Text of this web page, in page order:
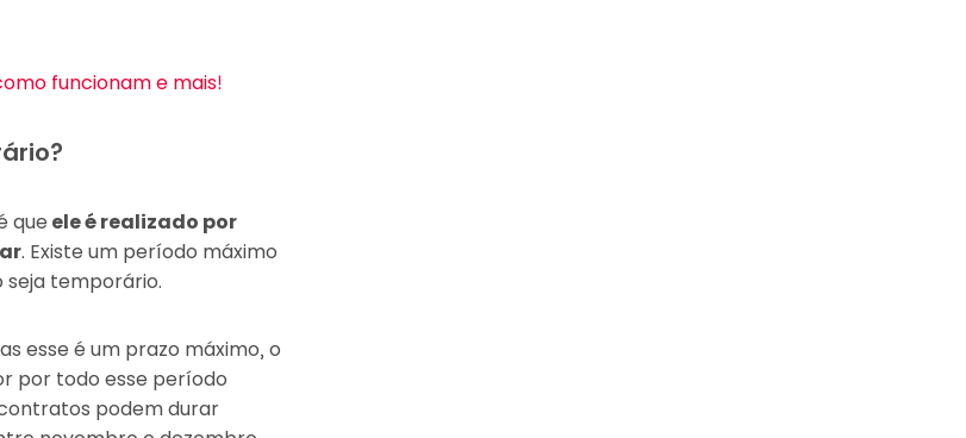
funcionam e mais!
que ele é realizado por
. Existe um período máximo
temporário.
esse é um prazo máximo, o
por todo esse período
podem durar